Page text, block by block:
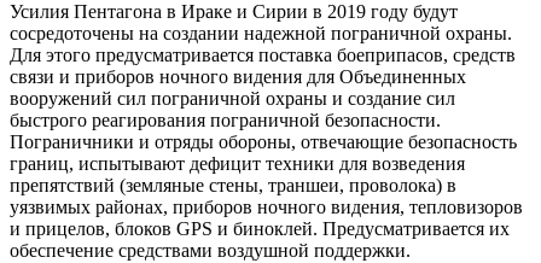
Усилия Пентагона в Ираке и Сирии в 2019 году будут
сосредоточены на создании надежной пограничной охраны.
Для этого предусматривается поставка боеприпасов, средств
связи и приборов ночного видения для Объединенных
вооружений сил пограничной охраны и создание сил
быстрого реагирования пограничной безопасности.
Пограничники и отряды обороны, отвечающие безопасность
границ, испытывают дефицит техники для возведения
препятствий (земляные стены, траншеи, проволока) в
уязвимых районах, приборов ночного видения, тепловизоров
и прицелов, блоков GPS и биноклей. Предусматривается их
обеспечение средствами воздушной поддержки.